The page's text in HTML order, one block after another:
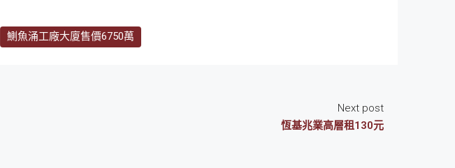
鰂魚涌工廠大廈售價6750萬
Next post
恆基兆業高層租130元